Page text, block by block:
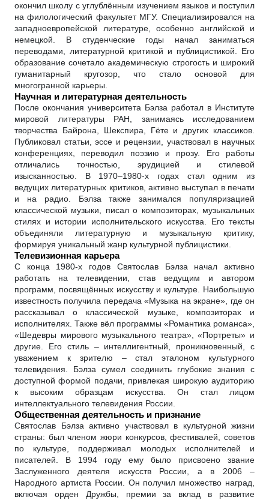
окончил школу с углублённым изучением языков и поступил
на филологический факультет МГУ. Специализировался на
западноевропейской литературе, особенно английской и
немецкой. В студенческие годы начал заниматься
переводами, литературной критикой и публицистикой. Его
образование сочетало академическую строгость и широкий
гуманитарный кругозор, что стало основой для
многогранной карьеры.
Научная и литературная деятельность
После окончания университета Бэлза работал в Институте
мировой литературы РАН, занимаясь исследованием
творчества Байрона, Шекспира, Гёте и других классиков.
Публиковал статьи, эссе и рецензии, участвовал в научных
конференциях, переводил поэзию и прозу. Его работы
отличались точностью, эрудицией и стилевой
изысканностью. В 1970–1980-х годах стал одним из
ведущих литературных критиков, активно выступал в печати
и на радио. Бэлза также занимался популяризацией
классической музыки, писал о композиторах, музыкальных
стилях и истории исполнительского искусства. Его тексты
объединяли литературную и музыкальную критику,
формируя уникальный жанр культурной публицистики.
Телевизионная карьера
С конца 1980-х годов Святослав Бэлза начал активно
работать на телевидении, став ведущим и автором
программ, посвящённых искусству и культуре. Наибольшую
известность получила передача «Музыка на экране», где он
рассказывал о классической музыке, композиторах и
исполнителях. Также вёл программы «Романтика романса»,
«Шедевры мирового музыкального театра», «Портреты» и
другие. Его стиль – интеллигентный, проникновенный, с
уважением к зрителю – стал эталоном культурного
телевидения. Бэлза сумел соединить глубокие знания с
доступной формой подачи, привлекая широкую аудиторию
к высоким образцам искусства. Он стал лицом
интеллектуального телевидения России.
Общественная деятельность и признание
Святослав Бэлза активно участвовал в культурной жизни
страны: был членом жюри конкурсов, фестивалей, советов
по культуре, поддерживал молодых исполнителей и
писателей. В 1994 году ему было присвоено звание
Заслуженного деятеля искусств России, а в 2006 –
Народного артиста России. Он получил множество наград,
включая орден Дружбы, премии за вклад в развитие